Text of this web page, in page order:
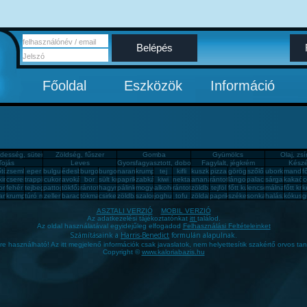
Belépés
Főoldal Eszközök Információ
sütemény, rágcsa, tészta
Zöldség, fűszer Gomba Gyümölcs
Olaj,
Leves Gyorsfagyasztott, dobozos, konzerv étel
Fagylalt, jégkrém
zsemleeper bulgurédesburgonya
burgonyaburgonyanarancskrumpli tej kifli kuszkuszpizza görögdinnye
szőlő uborka
cseresznyetrappista sajt
cukoravokádóbor sült krumpli
paprikazabkásakiwi nektarinananászrántott hús
lángospalacsintasárgabarack
fehér kenyér
tejbegrízpattogatott kukorica
tökfőzelékrántottahagymapálinkamogyoróalkoholrántott sajt
zöldbabtejföl főtt kukoricalencsefőzelék
málnafőtt
káposzta
krumplipüré
túró rudizeller baracktökmagcsirkemell sonka
zöldbabfőzelék
szalonnajoghurttofu zöldalmapaprikás krumpli
székelykáposzta
sonkahalászlé
ASZTALI VERZIÓ
MOBIL VERZIÓ
Az adatkezelési tájékoztatónkat itt találod.
Az oldal használatával egyidejűleg elfogadod Felhasználási Feltételeinket
Számításaink a Harris-Benedict formulán alapulnak.
használható! Az itt megjelenő információk csak javaslatok, nem helyettesítik szakértő orvos
Copyright © www.kaloriabazis.hu